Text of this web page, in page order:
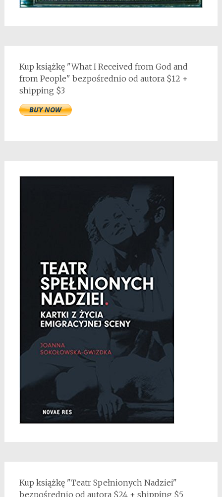
Kup książkę "What I Received from God and
from People" bezpośrednio od autora $12 +
shipping $3
Kup książkę "Teatr Spełnionych Nadziei"
bezpośrednio od autora $24 + shipping $5